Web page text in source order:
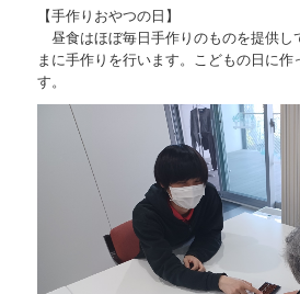
【手作りおやつの日】
昼食はほぼ毎日手作りのものを提供し
まに手作りを行います。こどもの日に作
す。